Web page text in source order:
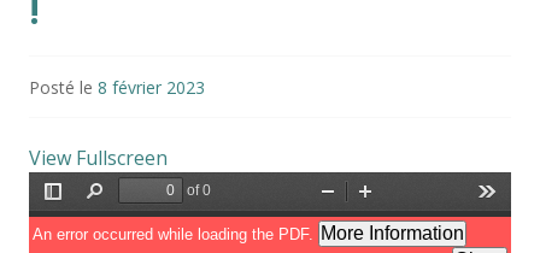
!
Posté le 8 février 2023
View Fullscreen